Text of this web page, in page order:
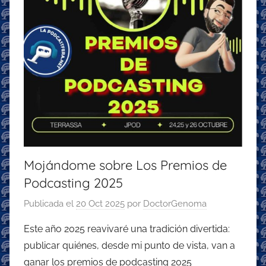
Mojándome sobre Los Premios de
Podcasting 2025
Publicada el 20 Oct 2025 por DoctorGenoma
Este año 2025 reavivaré una tradición divertida:
publicar quiénes, desde mi punto de vista, van a
ganar los premios de podcasting 2025